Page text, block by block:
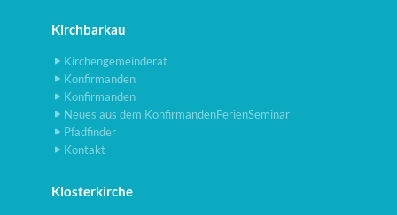
Kirchbarkau
Kirchengemeinderat
Konfirmanden
Konfirmanden
Neues aus dem KonfirmandenFerienSeminar
Pfadfinder
Kontakt
Klosterkirche